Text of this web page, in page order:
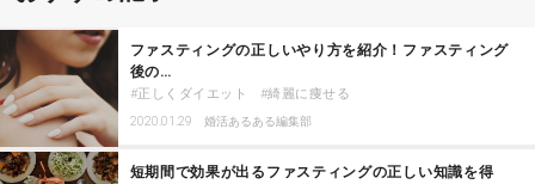
ファスティングの正しいやり方を紹介！ファスティング
後の…
正しくダイエット 綺麗に痩せる
2020.01.29 婚活あるある編集部
短期間で効果が出るファスティングの正しい知識を得